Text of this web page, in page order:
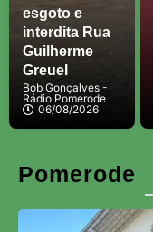
esgoto e
interdita Rua
Guilherme
Greuel
Bob Gonçalves -
Rádio Pomerode
06/08/2026
Pomerode